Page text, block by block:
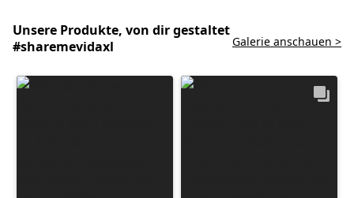
Unsere Produkte, von dir gestaltet
#sharemevidaxl
Galerie anschauen >